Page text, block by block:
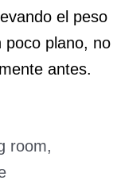
el peso
poco plano, no
antes.
room,